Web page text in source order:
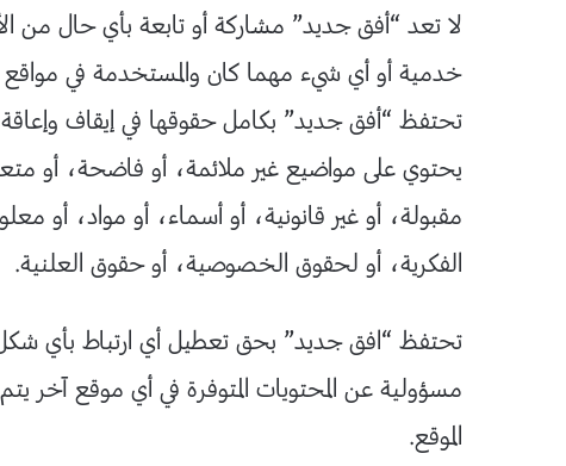
لا تعد “أفق جديد” مشاركة أو تابعة بأي حال من
خدمية أو أي شيء مهما كان والمستخدمة في مواقع
تحتفظ “أفق جديد” بكامل حقوقها في إيقاف
يحتوي على مواضيع غير ملائمة، أو فاضحة، أو
مقبولة، أو غير قانونية، أو أسماء، أو مواد، أو
الفكرية، أو لحقوق الخصوصية، أو حقوق العلنية.
تحتفظ “افق جديد” بحق تعطيل أي ارتباط بأي
مسؤولية عن المحتويات المتوفرة في أي موقع آخر
الموقع.